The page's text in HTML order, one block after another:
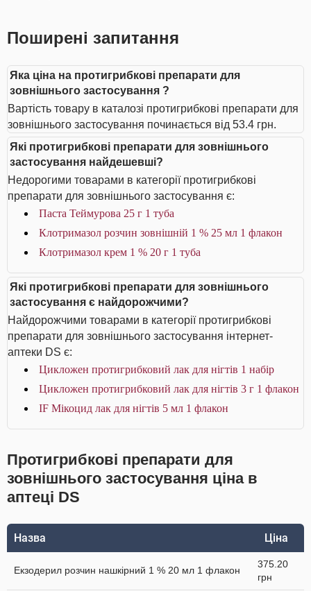
Поширені запитання
Яка ціна на протигрибкові препарати для
зовнішнього застосування ?
Вартість товару в каталозі протигрибкові препарати для
зовнішнього застосування починається від 53.4 грн.
Які протигрибкові препарати для зовнішнього
застосування найдешевші?
Недорогими товарами в категорії протигрибкові
препарати для зовнішнього застосування є:
Паста Теймурова 25 г 1 туба
Клотримазол розчин зовнішній 1 % 25 мл 1 флакон
Клотримазол крем 1 % 20 г 1 туба
Які протигрибкові препарати для зовнішнього
застосування є найдорожчими?
Найдорожчими товарами в категорії протигрибкові
препарати для зовнішнього застосування інтернет-
аптеки DS є:
Цикложен протигрибковий лак для нігтів 1 набір
Цикложен протигрибковий лак для нігтів 3 г 1 флакон
IF Мікоцид лак для нігтів 5 мл 1 флакон
Протигрибкові препарати для
зовнішнього застосування ціна в
аптеці DS
Назва Ціна
Екзодерил розчин нашкірний 1 % 20 мл 1 флакон
375.20
грн